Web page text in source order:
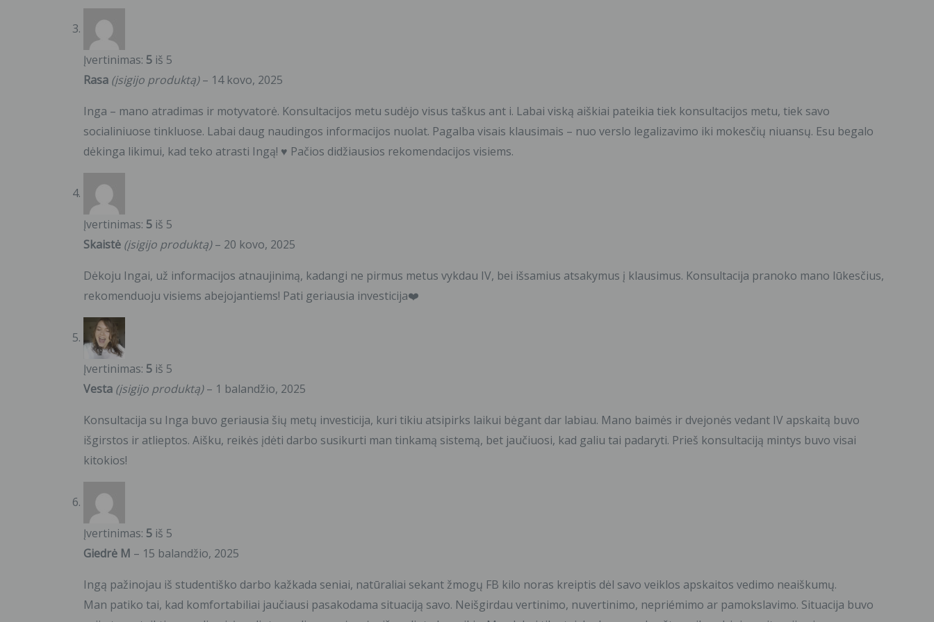
Įvertinimas: 5 iš 5
Rasa (įsigijo produktą) – 14 kovo, 2025
Inga – mano atradimas ir motyvatorė. Konsultacijos metu sudėjo visus taškus ant i. Labai viską aiškiai pateikia tiek konsultacijos metu, tiek savo
socialiniuose tinkluose. Labai daug naudingos informacijos nuolat. Pagalba visais klausimais – nuo verslo legalizavimo iki mokesčių niuansų. Esu begalo
dėkinga likimui, kad teko atrasti Ingą! ♥ Pačios didžiausios rekomendacijos visiems.
Įvertinimas: 5 iš 5
Skaistė (įsigijo produktą) – 20 kovo, 2025
Dėkoju Ingai, už informacijos atnaujinimą, kadangi ne pirmus metus vykdau IV, bei išsamius atsakymus į klausimus. Konsultacija pranoko mano lūkesčius,
rekomenduoju visiems abejojantiems! Pati geriausia investicija❤️
Įvertinimas: 5 iš 5
Vesta (įsigijo produktą) – 1 balandžio, 2025
Konsultacija su Inga buvo geriausia šių metų investicija, kuri tikiu atsipirks laikui bėgant dar labiau. Mano baimės ir dvejonės vedant IV apskaitą buvo
išgirstos ir atlieptos. Aišku, reikės įdėti darbo susikurti man tinkamą sistemą, bet jaučiuosi, kad galiu tai padaryti. Prieš konsultaciją mintys buvo visai
kitokios!
Įvertinimas: 5 iš 5
Giedrė M – 15 balandžio, 2025
Ingą pažinojau iš studentiško darbo kažkada seniai, natūraliai sekant žmogų FB kilo noras kreiptis dėl savo veiklos apskaitos vedimo neaiškumų.
Man patiko tai, kad komfortabiliai jaučiausi pasakodama situaciją savo. Neišgirdau vertinimo, nuvertinimo, nepriémimo ar pamokslavimo. Situacija buvo